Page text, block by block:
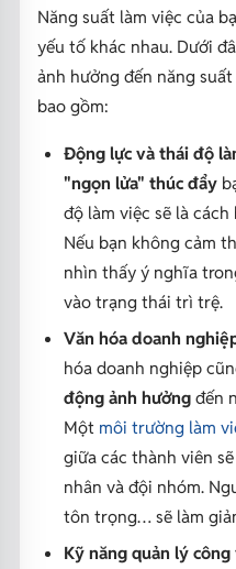
Năng suất làm việc của
yếu tố khác nhau. Dưới
ảnh hưởng đến năng
bao gồm:
Động lực và thái độ
"ngọn lửa" thúc đẩy
độ làm việc sẽ là
Nếu bạn không cảm
nhìn thấy ý nghĩa
vào trạng thái trì trệ.
Văn hóa doanh
hóa doanh nghiệp
động ảnh hưởngđến
Một môi trường làm
giữa các thành viên
nhân và đội nhóm.
tôn trọng… sẽ làm
Kỹ năng quản lý công